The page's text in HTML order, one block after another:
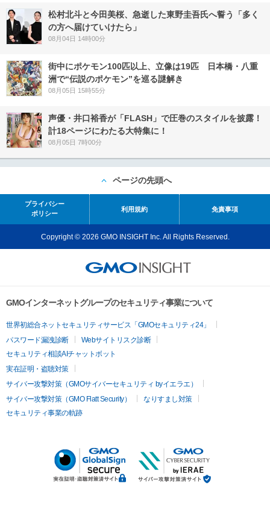
松村北斗と今田美桜、急逝した東野圭吾氏へ誓う「多く
の方へ届けていけたら」
08月04日 14時00分
街中にポケモン100匹以上、立像は19匹 日本橋・八重
洲で“伝説のポケモン”を巡る謎解き
08月05日 15時55分
声優・井口裕香が「FLASH」で圧巻のスタイルを披露！
計18ページにわたる大特集に！
08月05日 7時00分
ページの先頭へ
プライバシー
ポリシー
利用規約 免責事項
Copyright © 2026 GMO INSIGHT Inc. All Rights Reserved.
GMOインターネットグループのセキュリティ事業について
世界初総合ネットセキュリティサービス「GMOセキュリティ24」
パスワード漏洩診断
Webサイトリスク診断
セキュリティ相談AIチャットボット
実在証明・盗聴対策
サイバー攻撃対策（GMOサイバーセキュリティ byイエラエ）
サイバー攻撃対策（GMO Flatt Security）
なりすまし対策
セキュリティ事業の軌跡